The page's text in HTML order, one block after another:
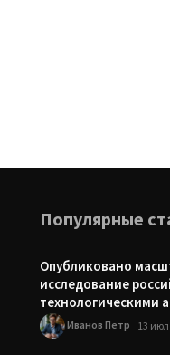
Популярные
Опубликовано
исследование
технологическими
Иванов Петр 13 июл